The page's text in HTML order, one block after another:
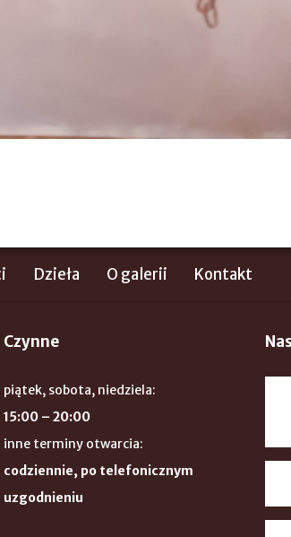
Dzieła O galerii Kontakt
Czynne
piątek, sobota, niedziela:
15:00 – 20:00
inne terminy otwarcia:
codziennie, po telefonicznym
uzgodnieniu